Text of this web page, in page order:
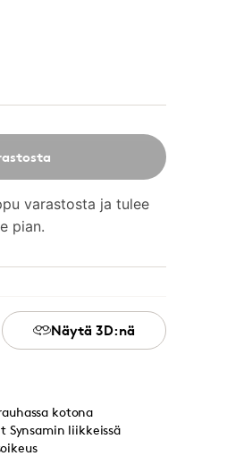
varastosta ja tulee
pian.
Näytä 3D:nä
kotona
Synsamin liikkeissä